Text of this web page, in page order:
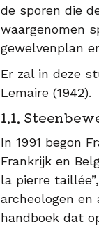
de sporen die
waargenomen
gewelvenplan
Er zal in deze
Lemaire (1942).
1.1.
In 1991 begon
Frankrijk en
la pierre
archeologen
handboek dat